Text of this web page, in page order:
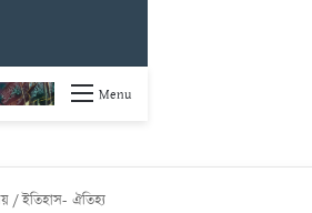
Menu
/ইতিহাস- ঐতিহ্য